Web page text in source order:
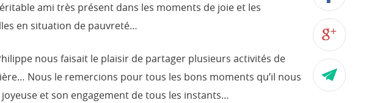
ami très présent dans les moments de joie et les
en situation de pauvreté…
nous faisait le plaisir de partager plusieurs activités de
Nous le remercions pour tous les bons moments qu’il nous
et son engagement de tous les instants…